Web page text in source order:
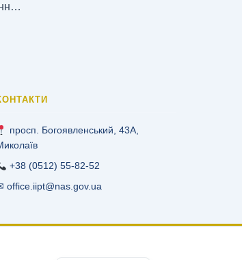
Оголошено конкурс на отримання грантів для візитів молодих науковців НАН України до Польщі для стажування в науково-дослідних установах Польської академії наук
просп. Богоявленський, 43А,
+38 (0512) 55-82-52
office.iipt@nas.gov.ua